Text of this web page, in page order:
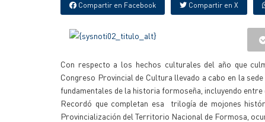
Compartir en Facebook Compartir en X
Con respecto a los hechos culturales del año que
Congreso Provincial de Cultura llevado a cabo en la
fundamentales de la historia formoseña, incluyendo
Recordó que completan esa trilogía de mojones
Provincialización del Territorio Nacional de Formosa,